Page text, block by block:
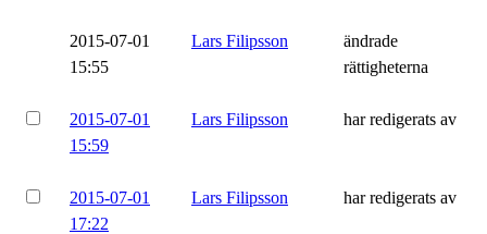
2015-07-01
15:55
Lars Filipsson
ändrade
rättigheterna
2015-07-01
15:59
Lars Filipsson har redigerats av
2015-07-01
17:22
Lars Filipsson har redigerats av